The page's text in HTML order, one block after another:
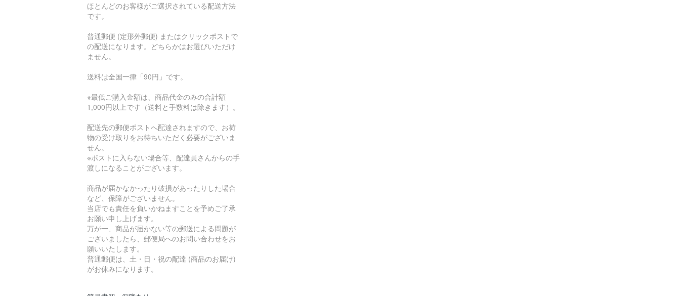
ほとんどのお客様がご選択されている配送方法
です。
普通郵便 (定形外郵便) またはクリックポストで
の配送になります。どちらかはお選びいただけ
ません。
送料は全国一律「90円」です。
※最低ご購入金額は、商品代金のみの合計額
1,000円以上です（送料と手数料は除きます）。
配送先の郵便ポストへ配達されますので、お荷
物の受け取りをお待ちいただく必要がございま
せん。
※ポストに入らない場合等、配達員さんからの手
渡しになることがございます。
商品が届かなかったり破損があったりした場合
など、保障がございません。
当店でも責任を負いかねますことを予めご了承
お願い申し上げます。
万が一、商品が届かない等の郵送による問題が
ございましたら、郵便局へのお問い合わせをお
願いいたします。
普通郵便は、土・日・祝の配達 (商品のお届け)
がお休みになります。